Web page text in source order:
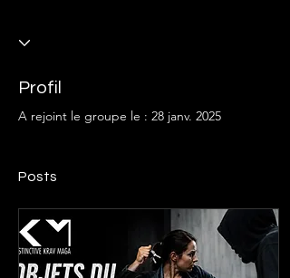
Profil
A rejoint le groupe le : 28 janv. 2025
Posts